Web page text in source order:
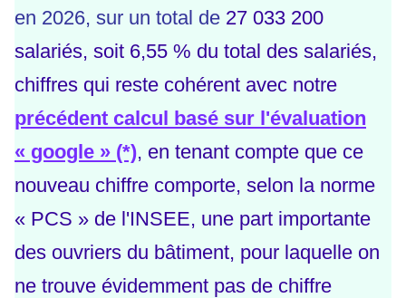
en 2026, sur un total de 27 033 200
salariés, soit 6,55 % du total des salariés,
chiffres qui reste cohérent avec notre
précédent calcul basé sur l'évaluation
« google » (*), en tenant compte que ce
nouveau chiffre comporte, selon la norme
« PCS » de l'INSEE, une part importante
des ouvriers du bâtiment, pour laquelle on
ne trouve évidemment pas de chiffre